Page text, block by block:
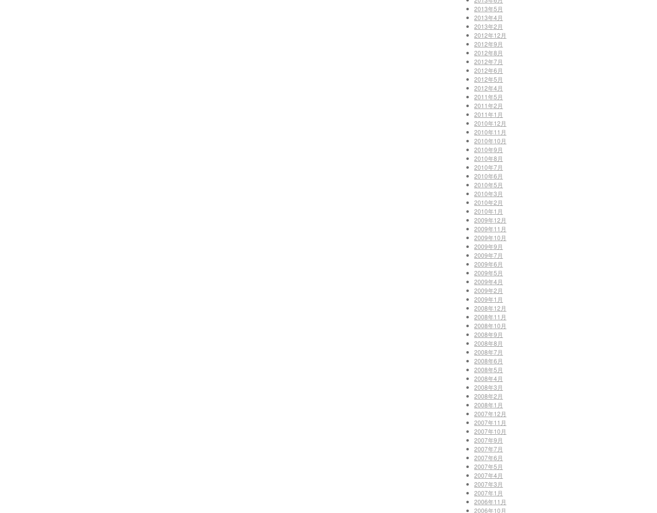
2013年5月
2013年4月
2013年2月
2012年12月
2012年9月
2012年8月
2012年7月
2012年6月
2012年5月
2012年4月
2011年5月
2011年2月
2011年1月
2010年12月
2010年11月
2010年10月
2010年9月
2010年8月
2010年7月
2010年6月
2010年5月
2010年3月
2010年2月
2010年1月
2009年12月
2009年11月
2009年10月
2009年9月
2009年7月
2009年6月
2009年5月
2009年4月
2009年2月
2009年1月
2008年12月
2008年11月
2008年10月
2008年9月
2008年8月
2008年7月
2008年6月
2008年5月
2008年4月
2008年3月
2008年2月
2008年1月
2007年12月
2007年11月
2007年10月
2007年9月
2007年7月
2007年6月
2007年5月
2007年4月
2007年3月
2007年1月
2006年11月
2006年10月